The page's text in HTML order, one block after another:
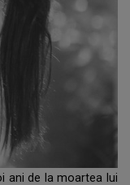
ani de la moartea lui